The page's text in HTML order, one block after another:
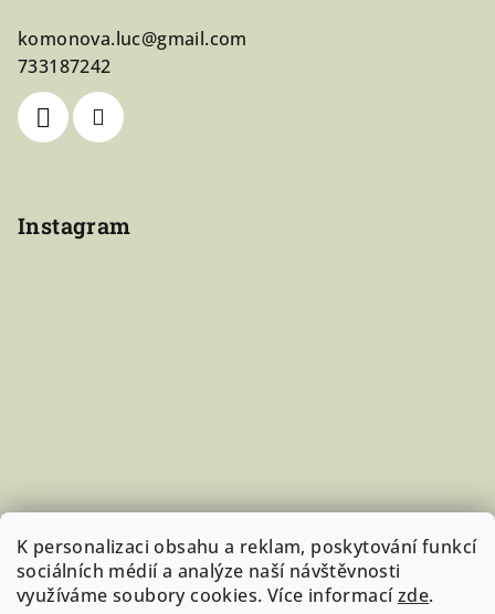
K personalizaci obsahu a reklam, poskytování funkcí
sociálních médií a analýze naší návštěvnosti
využíváme soubory cookies. Více informacízde.
komonova.luc@gmail.com
733187242
Instagram